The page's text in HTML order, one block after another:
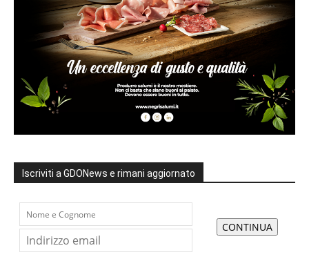
Iscriviti a GDONews e rimani aggiornato